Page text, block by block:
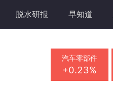
脱水研报 早知道
汽车零部件
+0.23%